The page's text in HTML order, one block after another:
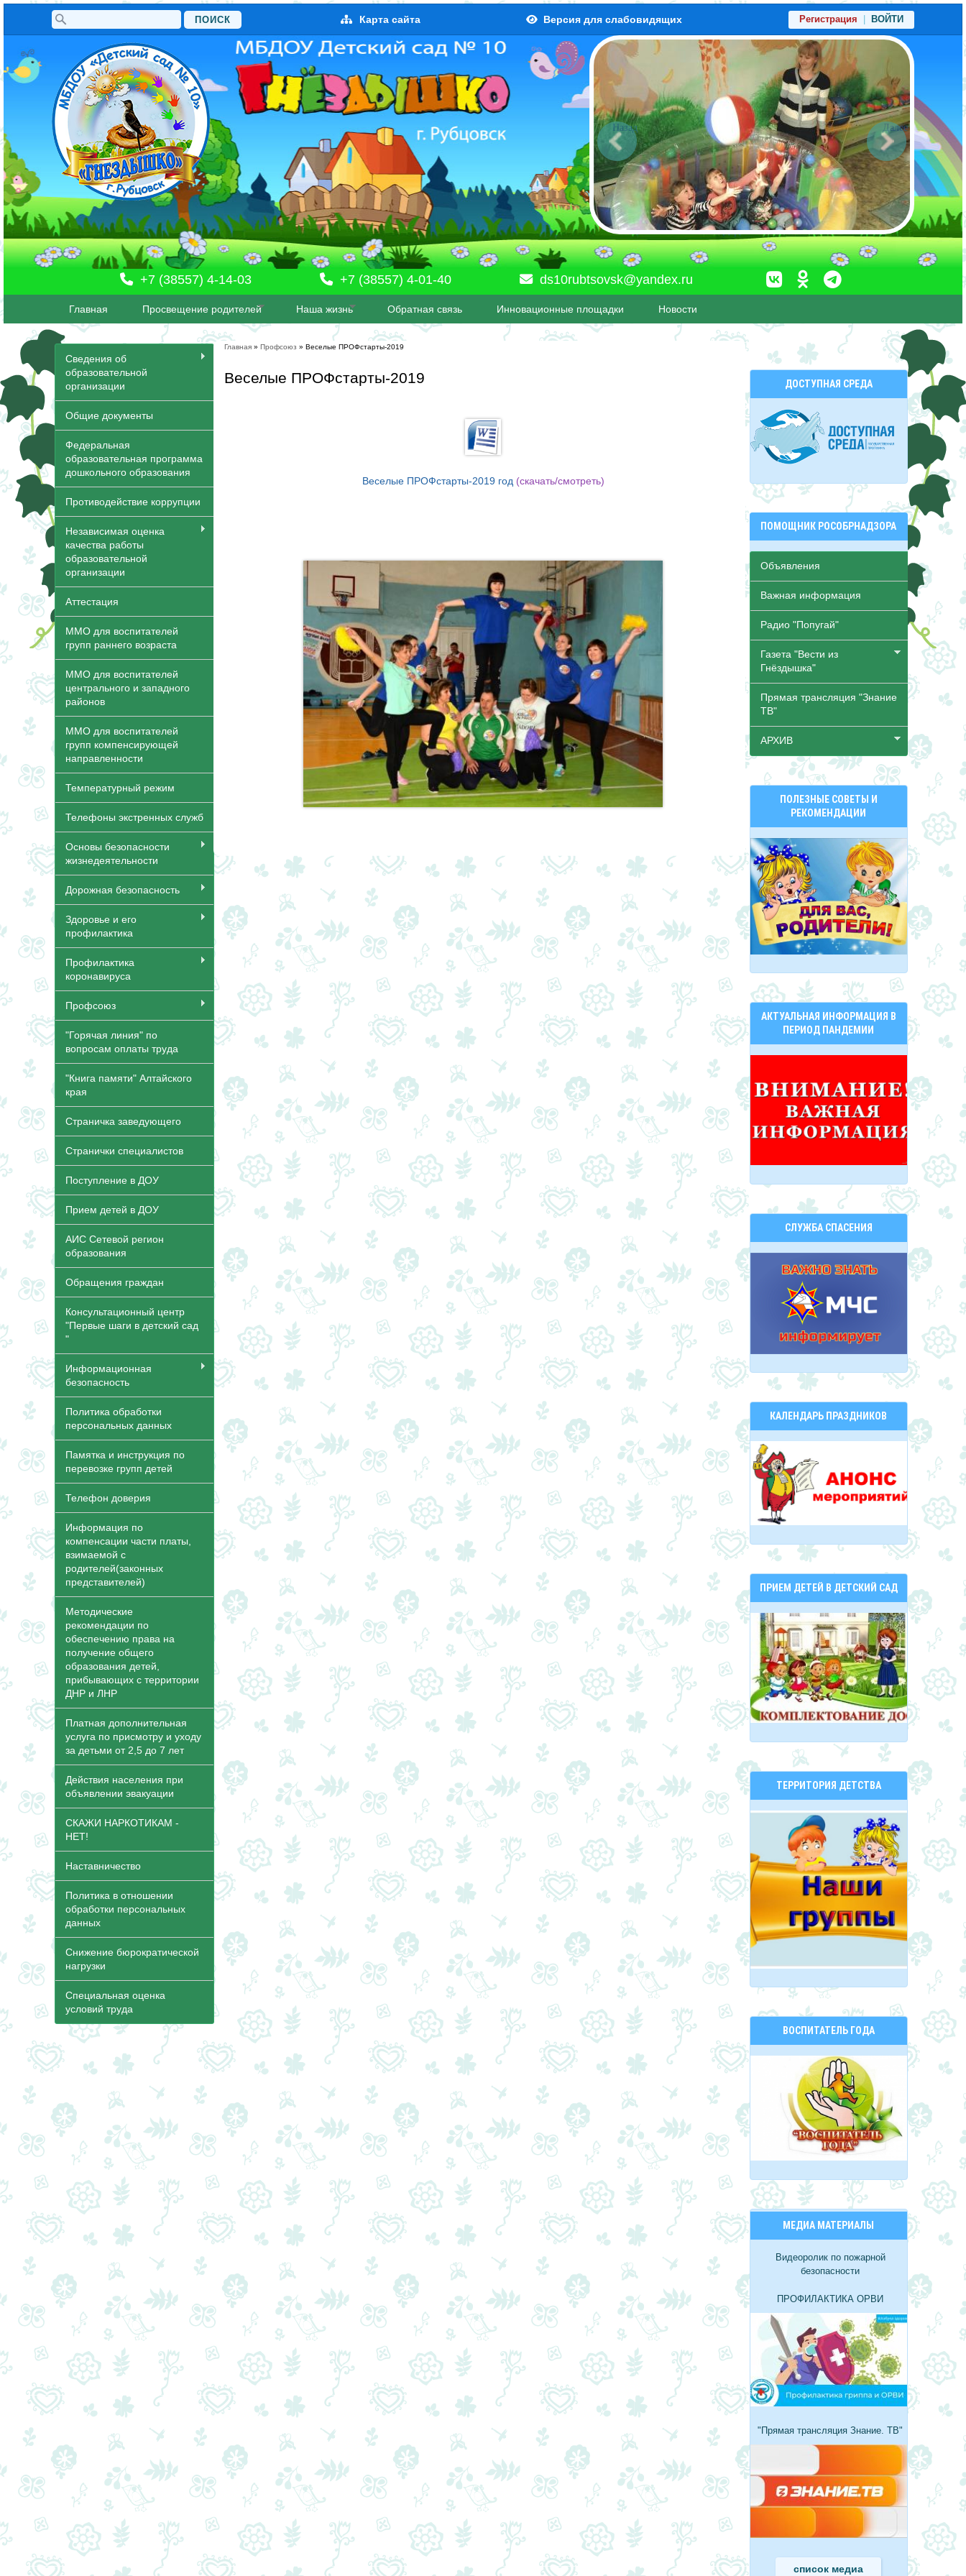
Форма поиска
Поиск Карта сайта Версия для слабовидящих Регистрация ВОЙТИ
Назад Далее
+7 (38557) 4-14-03 +7 (38557) 4-01-40 ds10rubtsovsk@yandex.ru
Главная Просвещение родителей Наша жизнь Обратная связь Инновационные площадки Новости
Сведения об
образовательной
организации
Общие документы
Федеральная
образовательная программа
дошкольного образования
Противодействие коррупции
Независимая оценка
качества работы
образовательной
организации
Аттестация
ММО для воспитателей
групп раннего возраста
ММО для воспитателей
центрального и западного
районов
ММО для воспитателей
групп компенсирующей
направленности
Температурный режим
Телефоны экстренных служб
Основы безопасности
жизнедеятельности
Дорожная безопасность
Здоровье и его
профилактика
Профилактика
коронавируса
Профсоюз
"Горячая линия" по
вопросам оплаты труда
"Книга памяти" Алтайского
края
Страничка заведующего
Странички специалистов
Поступление в ДОУ
Прием детей в ДОУ
АИС Сетевой регион
образования
Обращения граждан
Консультационный центр
"Первые шаги в детский сад
"
Информационная
безопасность
Политика обработки
персональных данных
Памятка и инструкция по
перевозке групп детей
Телефон доверия
Информация по
компенсации части платы,
взимаемой с
родителей(законных
представителей)
Методические
рекомендации по
обеспечению права на
получение общего
образования детей,
прибывающих с территории
ДНР и ЛНР
Платная дополнительная
услуга по присмотру и уходу
за детьми от 2,5 до 7 лет
Действия населения при
объявлении эвакуации
СКАЖИ НАРКОТИКАМ -
НЕТ!
Наставничество
Политика в отношении
обработки персональных
данных
Снижение бюрократической
нагрузки
Специальная оценка
условий труда
Главная »Профсоюз » Веселые ПРОФстарты-2019
Веселые ПРОФстарты-2019
Веселые ПРОФстарты-2019 год (скачать/смотреть)
ДОСТУПНАЯ СРЕДА
ПОМОЩНИК РОСОБРНАДЗОРА
Объявления
Важная информация
Радио "Попугай"
Газета "Вести из
Гнёздышка"
Прямая трансляция "Знание
ТВ"
АРХИВ
ПОЛЕЗНЫЕ СОВЕТЫ И
РЕКОМЕНДАЦИИ
АКТУАЛЬНАЯ ИНФОРМАЦИЯ В
ПЕРИОД ПАНДЕМИИ
СЛУЖБА СПАСЕНИЯ
КАЛЕНДАРЬ ПРАЗДНИКОВ
ПРИЕМ ДЕТЕЙ В ДЕТСКИЙ САД
ТЕРРИТОРИЯ ДЕТСТВА
ВОСПИТАТЕЛЬ ГОДА
МЕДИА МАТЕРИАЛЫ
Видеоролик по пожарной
безопасности
ПРОФИЛАКТИКА ОРВИ
"Прямая трансляция Знание. ТВ"
список медиа